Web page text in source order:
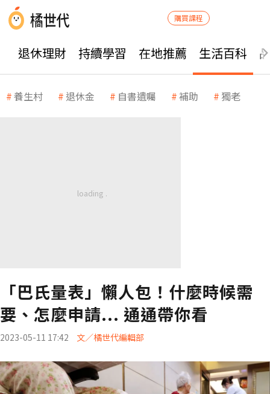
購買課程
退休理財 持續學習 在地推薦 生活百科
養生村 退休金 自書遺囑 補助 獨老
「巴氏量表」懶人包！什麼時候需
要、怎麼申請... 通通帶你看
2023-05-11 17:42 文／橘世代編輯部